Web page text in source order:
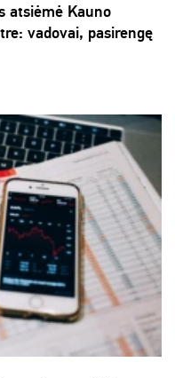
atsiėmė Kauno
vadovai, pasirengę